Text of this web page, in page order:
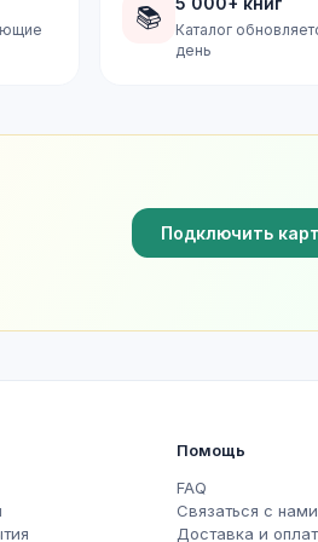
📚
Каталог
день
Подключить
Помощь
FAQ
Связаться с нами
Доставка и